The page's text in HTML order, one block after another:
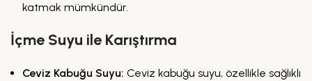
katmak mümkündür.
İçme Suyu ile Karıştırma
Ceviz Kabuğu Suyu: Ceviz kabuğu suyu, özellikle sağlıklı